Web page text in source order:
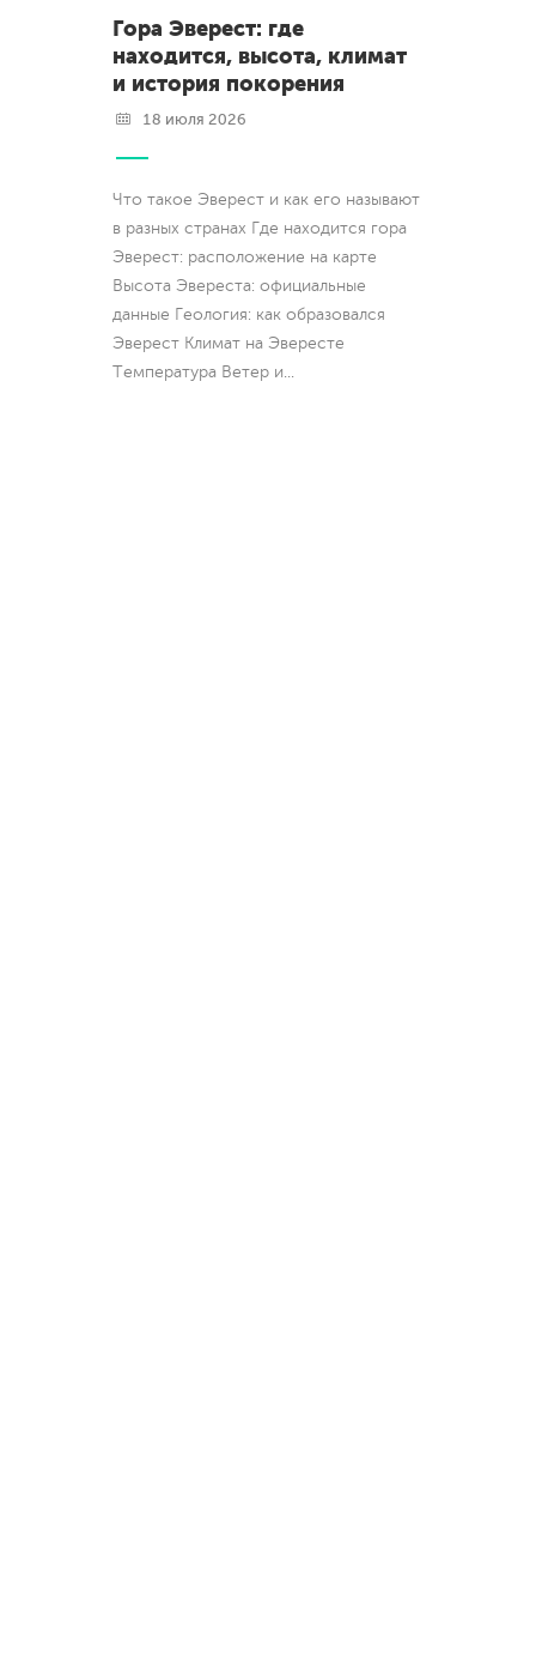
Гора Эверест: где
находится, высота, климат
и история покорения
18 июля 2026
Что такое Эверест и как его называют
в разных странах Где находится гора
Эверест: расположение на карте
Высота Эвереста: официальные
данные Геология: как образовался
Эверест Климат на Эвересте
Температура Ветер и